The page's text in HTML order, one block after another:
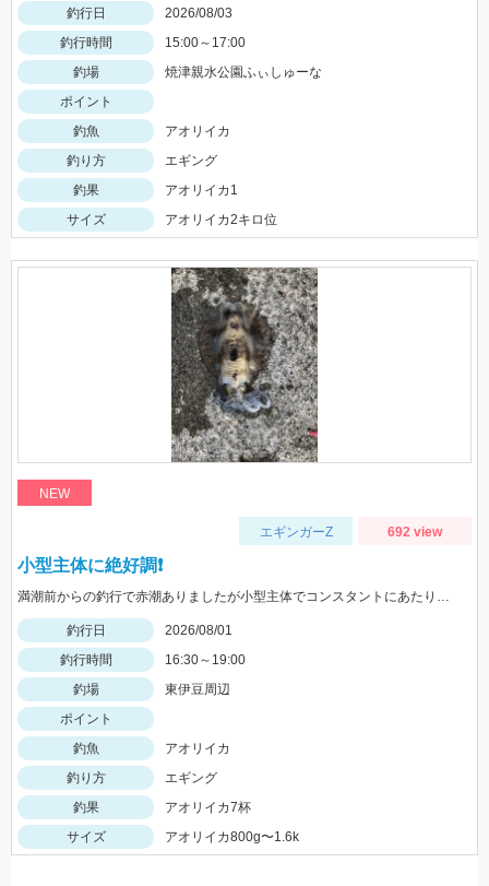
釣行日
2026/08/03
釣行時間
15:00～17:00
釣場
焼津親水公園ふぃしゅーな
ポイント
釣魚
アオリイカ
釣り方
エギング
釣果
アオリイカ1
サイズ
アオリイカ2キロ位
NEW
エギンガーZ 692 view
小型主体に絶好調❗️
満潮前からの釣行で赤潮ありましたが小型主体でコンスタントにあたりがありました
釣行日
2026/08/01
釣行時間
16:30～19:00
釣場
東伊豆周辺
ポイント
釣魚
アオリイカ
釣り方
エギング
釣果
アオリイカ7杯
サイズ
アオリイカ800g〜1.6k